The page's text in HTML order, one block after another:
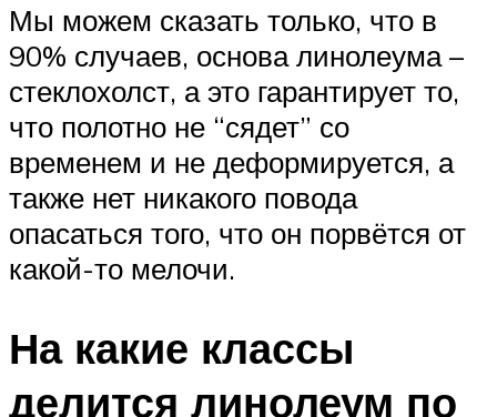
Мы можем сказать только, что в
90% случаев, основа линолеума –
стеклохолст, а это гарантирует то,
что полотно не “сядет” со
временем и не деформируется, а
также нет никакого повода
опасаться того, что он порвётся от
какой-то мелочи.
На какие классы
делится линолеум по